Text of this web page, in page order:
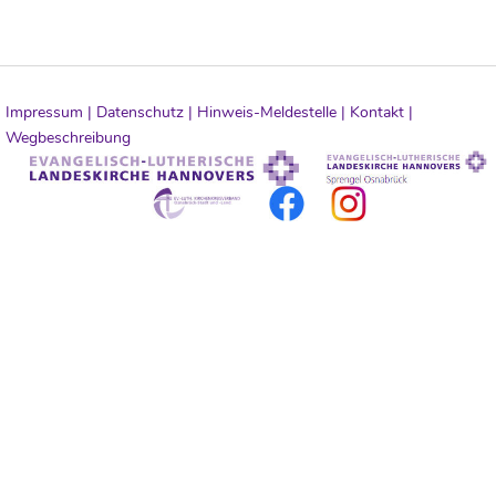
Impressum | Datenschutz | Hinweis-Meldestelle | Kontakt |
Wegbeschreibung